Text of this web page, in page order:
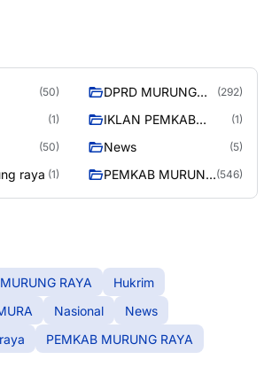
(50)
DPRD MURUNG
(292)
(1)
IKLAN PEMKAB
(1)
(50) News (5)
raya (1)
PEMKAB MURUNG (546)
RAYA
Hukrim
Nasional
News
PEMKAB MURUNG RAYA